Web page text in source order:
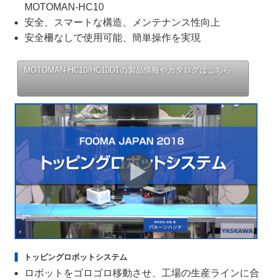
MOTOMAN-HC10
安全、スマートな構造、メンテナンス性向上
安全柵なしで使用可能、簡単操作を実現
MOTOMAN-HC10/HC10DTの製品情報やカタログはこちら
トッピングロボットシステム
ロボットをゴロゴロ移動させ、工場の生産ラインに合